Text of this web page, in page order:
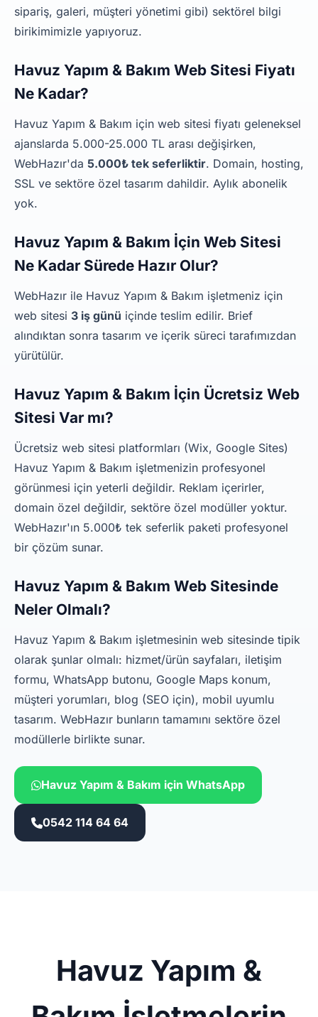
sipariş, galeri, müşteri yönetimi gibi) sektörel bilgi
birikimimizle yapıyoruz.
Havuz Yapım & Bakım Web Sitesi Fiyatı
Ne Kadar?
Havuz Yapım & Bakım için web sitesi fiyatı geleneksel
ajanslarda 5.000-25.000 TL arası değişirken,
WebHazır'da 5.000₺ tek seferliktir. Domain, hosting,
SSL ve sektöre özel tasarım dahildir. Aylık abonelik
yok.
Havuz Yapım & Bakım İçin Web Sitesi
Ne Kadar Sürede Hazır Olur?
WebHazır ile Havuz Yapım & Bakım işletmeniz için
web sitesi 3 iş günü içinde teslim edilir. Brief
alındıktan sonra tasarım ve içerik süreci tarafımızdan
yürütülür.
Havuz Yapım & Bakım İçin Ücretsiz Web
Sitesi Var mı?
Ücretsiz web sitesi platformları (Wix, Google Sites)
Havuz Yapım & Bakım işletmenizin profesyonel
görünmesi için yeterli değildir. Reklam içerirler,
domain özel değildir, sektöre özel modüller yoktur.
WebHazır'ın 5.000₺ tek seferlik paketi profesyonel
bir çözüm sunar.
Havuz Yapım & Bakım Web Sitesinde
Neler Olmalı?
Havuz Yapım & Bakım işletmesinin web sitesinde tipik
olarak şunlar olmalı: hizmet/ürün sayfaları, iletişim
formu, WhatsApp butonu, Google Maps konum,
müşteri yorumları, blog (SEO için), mobil uyumlu
tasarım. WebHazır bunların tamamını sektöre özel
modüllerle birlikte sunar.
Havuz Yapım & Bakım için WhatsApp
0542 114 64 64
Havuz Yapım &